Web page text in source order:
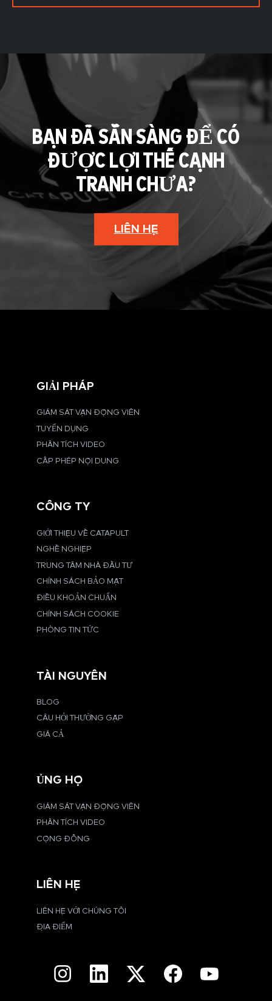
BẠN ĐÃ SẴN SÀNG ĐỂ CÓ
ĐƯỢC LỢI THẾ CẠNH
TRANH CHƯA?
LIÊN HỆ
GIẢI PHÁP
GIÁM SÁT VẬN ĐỘNG VIÊN
TUYỂN DỤNG
PHÂN TÍCH VIDEO
CẤP PHÉP NỘI DUNG
CÔNG TY
GIỚI THIỆU VỀ CATAPULT
NGHỀ NGHIỆP
TRUNG TÂM NHÀ ĐẦU TƯ
CHÍNH SÁCH BẢO MẬT
ĐIỀU KHOẢN CHUẨN
CHÍNH SÁCH COOKIE
PHÒNG TIN TỨC
TÀI NGUYÊN
BLOG
CÂU HỎI THƯỜNG GẶP
GIÁ CẢ
ỦNG HỘ
GIÁM SÁT VẬN ĐỘNG VIÊN
PHÂN TÍCH VIDEO
CỘNG ĐỒNG
LIÊN HỆ
LIÊN HỆ VỚI CHÚNG TÔI
ĐỊA ĐIỂM